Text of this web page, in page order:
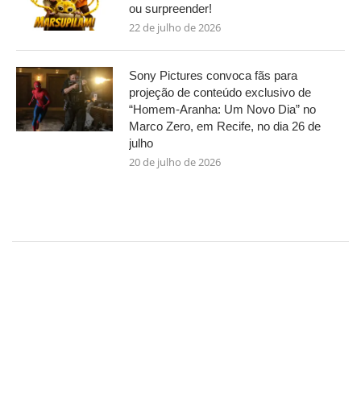
ou surpreender!
22 de julho de 2026
Sony Pictures convoca fãs para
projeção de conteúdo exclusivo de
“Homem-Aranha: Um Novo Dia” no
Marco Zero, em Recife, no dia 26 de
julho
20 de julho de 2026